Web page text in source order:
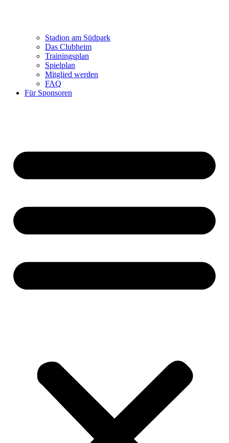
Stadion am Südpark
Das Clubheim
Trainingsplan
Spielplan
Mitglied werden
FAQ
Für Sponsoren